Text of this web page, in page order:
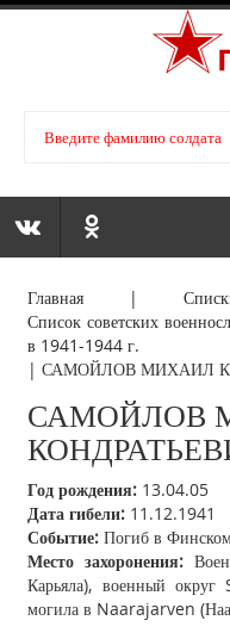
Главная |
Список советских
в 1941-1944 г.
|САМОЙЛОВ МИХАИЛ
САМОЙЛОВ
Год рождения: 13.04.05
Дата гибели: 11.12.1941
Событие: Погиб в
Место захоронения:
Карьяла), военный округ
могила в Naarajarven